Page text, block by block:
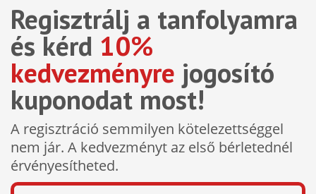
Regisztrálj a tanfolyamra
és kérd 10%
kedvezményre jogosító
kuponodat most!
A regisztráció semmilyen kötelezettséggel
nem jár. A kedvezményt az első bérletednél
érvényesítheted.